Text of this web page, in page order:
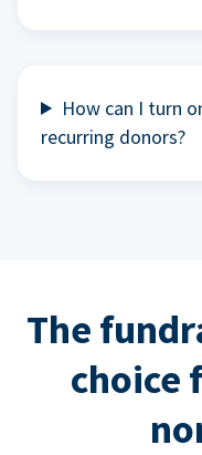
How can I turn
recurring donors?
The
choice